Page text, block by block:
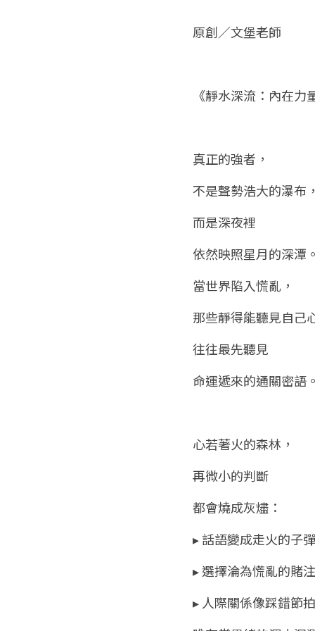
原創／文堡老師
《靜水深流：內在力
真正的強者，
不是聲勢浩大的瀑布，
而是深夜裡
依然映照星月的深潭。
當世界陷入慌亂，
那些靜得能聽見自己
往往最先聽見
命運遞來的通關密語。
心若著火的森林，
再微小的判斷
都會燒成灰燼：
▸ 話語變成走火的子彈
▸ 選擇淪為慌亂的賭注
▸ 人際關係像踩錯節